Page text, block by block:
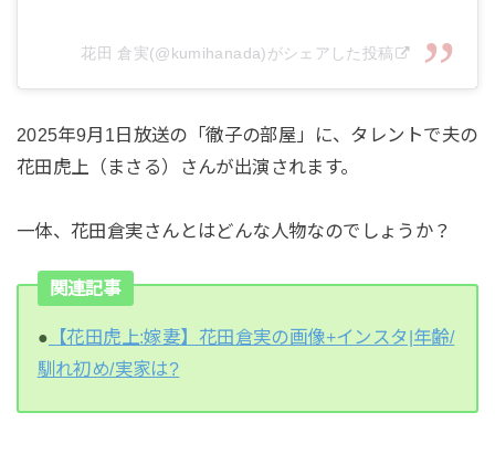
花田 倉実(@kumihanada)がシェアした投稿
2025年9月1日放送の「徹子の部屋」に、タレントで夫の
花田虎上（まさる）さんが出演されます。
一体、花田倉実さんとはどんな人物なのでしょうか？
関連記事
● 【花田虎上:嫁妻】花田倉実の画像+インスタ|年齢/
馴れ初め/実家は?